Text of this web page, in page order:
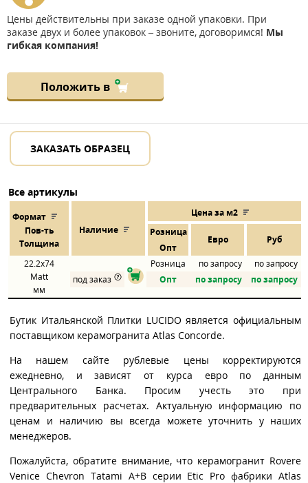
Цены действительны при заказе одной упаковки. При
заказе двух и более упаковок – звоните, договоримся! Мы
гибкая компания!
Положить в
ЗАКАЗАТЬ ОБРАЗЕЦ
Все артикулы
Формат
Пов-ть
Толщина
Наличие
Цена за м2
Розница
Евро Руб
Опт
22.2x74
Matt
мм
Розница по запросу
по запросу
под заказ
Опт по запросу по запросу
Бутик Итальянской Плитки LUCIDO является официальным
поставщиком керамогранита Atlas Concorde.
На нашем сайте рублевые цены корректируются
ежедневно, и зависят от курса евро по данным
Центрального Банка. Просим учесть это при
предварительных расчетах. Актуальную информацию по
ценам и наличию вы всегда можете уточнить у наших
менеджеров.
Пожалуйста, обратите внимание, что керамогранит Rovere
Venice Chevron Tatami A+B серии Etic Pro фабрики Atlas